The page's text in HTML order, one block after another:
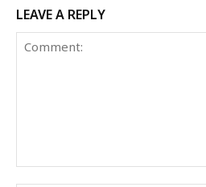
LEAVE A REPLY